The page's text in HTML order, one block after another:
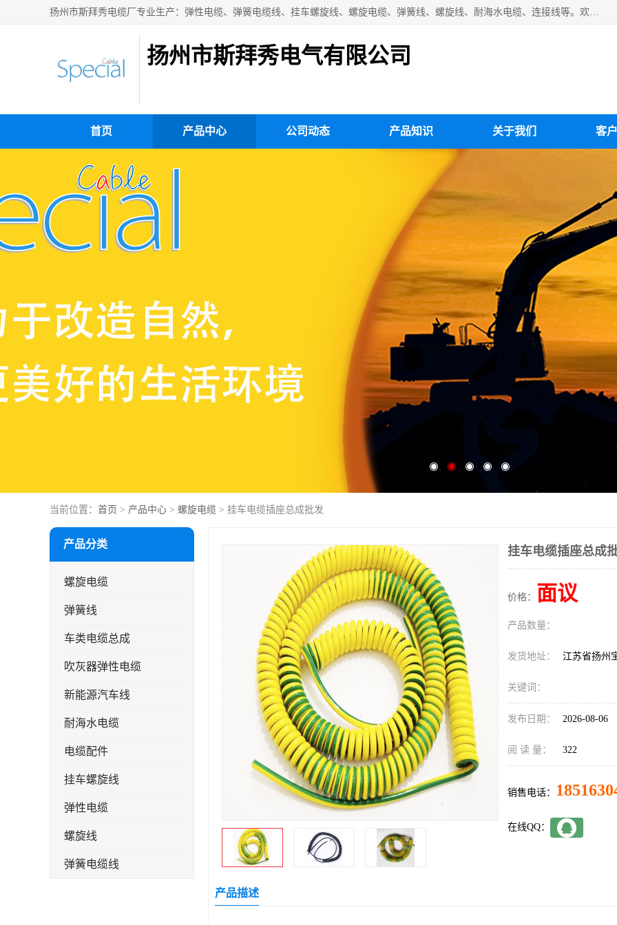
扬州市斯拜秀电缆厂专业生产：弹性电缆、弹簧电缆线、挂车螺旋线、螺旋电缆、弹簧线、螺旋线、耐海水电缆、连接线等。欢迎来电咨询！
扬州市斯拜秀电气有限公司
首页 产品中心 公司动态 产品知识 关于我们 客
当前位置： 首页 > 产品中心 > 螺旋电缆 > 挂车电缆插座总成批发
产品分类
螺旋电缆
弹簧线
车类电缆总成
吹灰器弹性电缆
新能源汽车线
耐海水电缆
电缆配件
挂车螺旋线
弹性电缆
螺旋线
弹簧电缆线
挂车电缆插座总成
价格： 面议
产品数量：
发货地址： 江苏省扬州
关键词：
发布日期： 2026-08-06
阅 读 量： 322
销售电话：
在线QQ：
产品描述